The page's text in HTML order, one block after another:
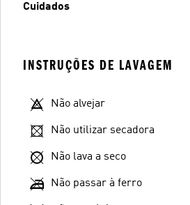
Cuidados
INSTRUÇÕES DE LAVAGEM
Não alvejar
Não utilizar secadora
Não lava a seco
Não passar à ferro